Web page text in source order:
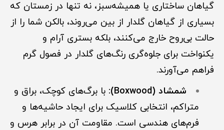
گیاهان ساختاری یا همیشه‌سبز، نه تنها در زمستان که
بسیاری از گیاهان گلدار از بین می‌روند، بالکن شما را از
حالت بی‌روح خارج می‌کنند، بلکه بستری آرام و
یکنواخت برای جلوه‌گری رنگ‌های گلدار در فصول گرم
فراهم می‌آورند.
شمشاد (Boxwood):
با برگ‌های کوچک، براق و
متراکم، انتخابی کلاسیک برای ایجاد حاشیه‌ها و
فرم‌های هندسی است. مقاومت آن در برابر هرس و